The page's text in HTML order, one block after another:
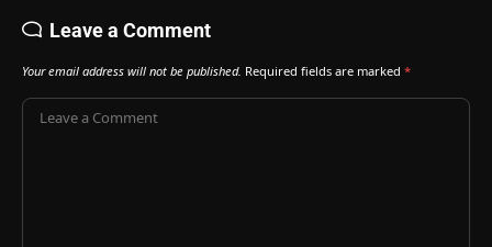
Leave a Comment
Your email address will not be published. Required fields are marked *